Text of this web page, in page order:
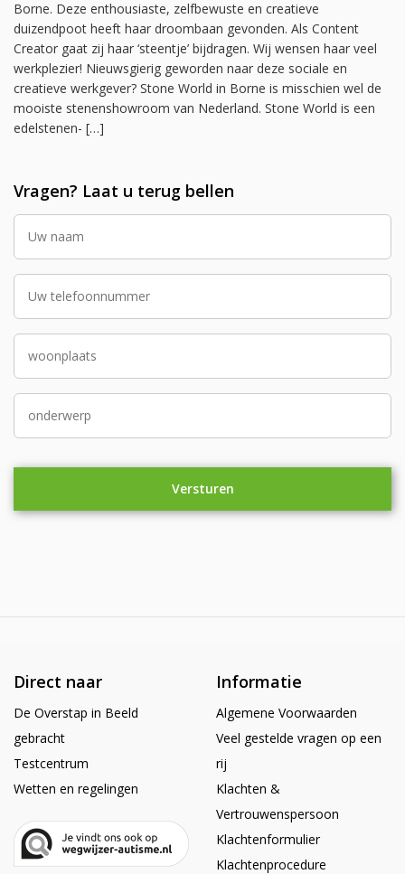
Borne. Deze enthousiaste, zelfbewuste en creatieve
duizendpoot heeft haar droombaan gevonden. Als Content
Creator gaat zij haar ‘steentje’ bijdragen. Wij wensen haar veel
werkplezier! Nieuwsgierig geworden naar deze sociale en
creatieve werkgever? Stone World in Borne is misschien wel de
mooiste stenenshowroom van Nederland. Stone World is een
edelstenen- […]
Vragen? Laat u terug bellen
Direct naar
De Overstap in Beeld
gebracht
Testcentrum
Wetten en regelingen
Informatie
Algemene Voorwaarden
Veel gestelde vragen op een
rij
Klachten &
Vertrouwenspersoon
Klachtenformulier
Klachtenprocedure